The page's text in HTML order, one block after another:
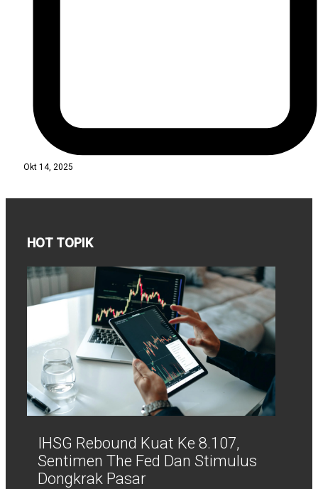
Okt 14, 2025
HOT TOPIK
IHSG Rebound Kuat Ke 8.107,
Sentimen The Fed Dan Stimulus
Dongkrak Pasar